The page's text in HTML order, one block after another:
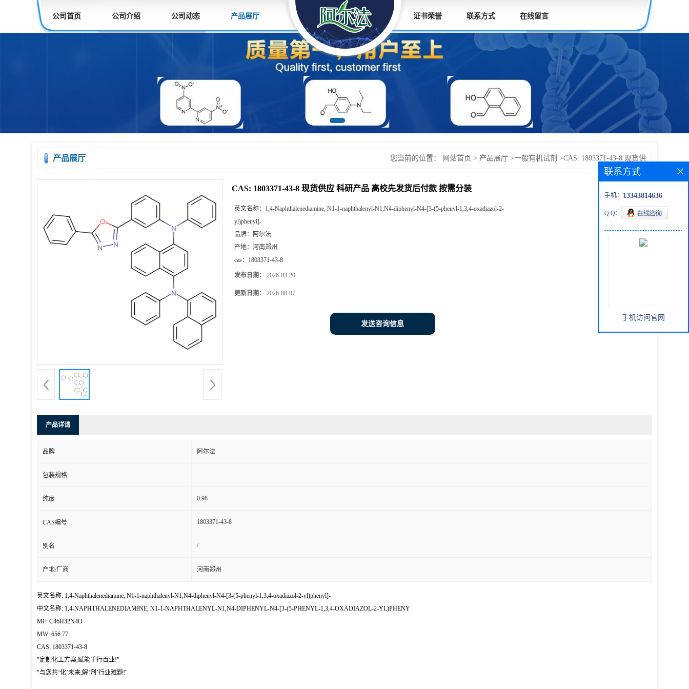
公司首页 公司介绍 公司动态 产品展厅 证书荣誉 联系方式 在线留言
产品展厅 您当前的位置： 网站首页 > 产品展厅 >一般有机试剂 >CAS: 1803371-43-8 现货供
CAS: 1803371-43-8 现货供应 科研产品 高校先发货后付款 按需分装
英文名称： 1,4-Naphthalenediamine, N1-1-naphthalenyl-N1,N4-diphenyl-N4-[3-(5-phenyl-1,3,4-oxadiazol-2-
yl)phenyl]-
品牌： 阿尔法
产地： 河南郑州
cas： 1803371-43-8
发布日期： 2026-03-20
更新日期： 2026-08-07
发送咨询信息
产品详请
品牌 阿尔法
包装规格
纯度 0.98
CAS编号 1803371-43-8
别名 /
产地/厂商 河南郑州
英文名称: 1,4-Naphthalenediamine, N1-1-naphthalenyl-N1,N4-diphenyl-N4-[3-(5-phenyl-1,3,4-oxadiazol-2-yl)phenyl]-
中文名称: 1,4-NAPHTHALENEDIAMINE, N1-1-NAPHTHALENYL-N1,N4-DIPHENYL-N4-[3-(5-PHENYL-1,3,4-OXADIAZOL-2-YL)PHENY
MF: C46H32N4O
MW: 656.77
CAS: 1803371-43-8
"定制化工方案,赋能千行百业!"
"与您共‘化’未来,解‘剂’行业难题!"
联系方式
手机： 13343814636
Q Q：
手机访问官网